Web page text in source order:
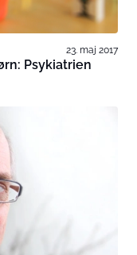
23. maj 2017
Psykiatrien